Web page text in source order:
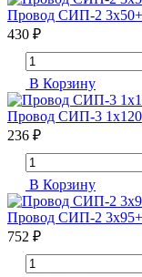
Провод СИП-2
430 ₽
В Корзину
Провод СИП-3 1х120
236 ₽
В Корзину
Провод СИП-2
752 ₽